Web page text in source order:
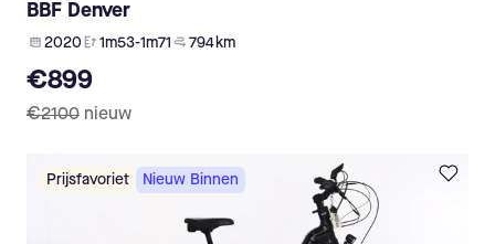
BBF Denver
2020 1m53-1m71 794 km
€899
€2100 nieuw
Prijsfavoriet Nieuw Binnen